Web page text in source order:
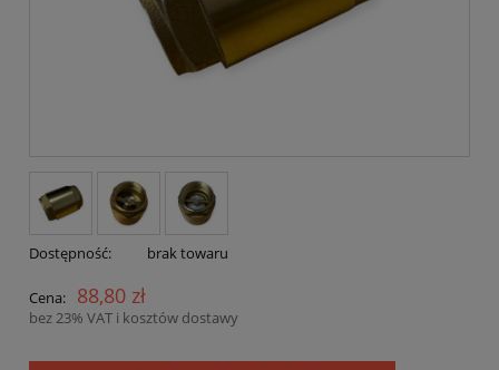
Dostępność: brak towaru
Cena: 88,80 zł
bez 23% VAT i kosztów dostawy